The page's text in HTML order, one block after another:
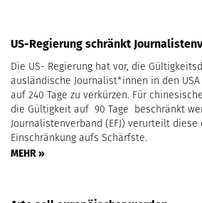
US-Regierung schränkt
Die US- Regierung hat vor, die
ausländische Journalist*innen in den
auf 240 Tage zu verkürzen. Für
die Gültigkeit auf 90 Tage beschränkt
Journalistenverband (EFJ) verurteilt diese
Einschränkung aufs Schärfste.
MEHR »